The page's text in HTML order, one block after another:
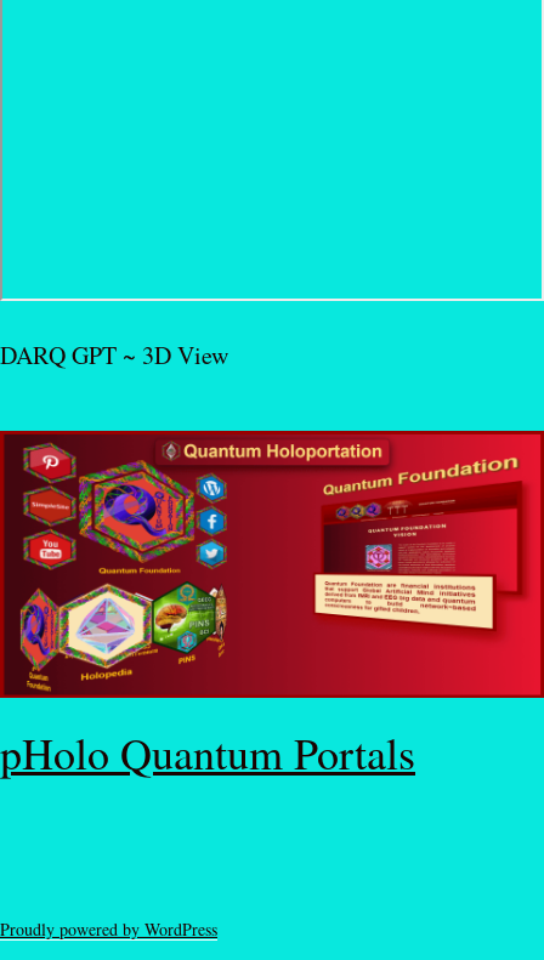
DARQ GPT ~ 3D View
pHolo Quantum Portals
Proudly powered by WordPress